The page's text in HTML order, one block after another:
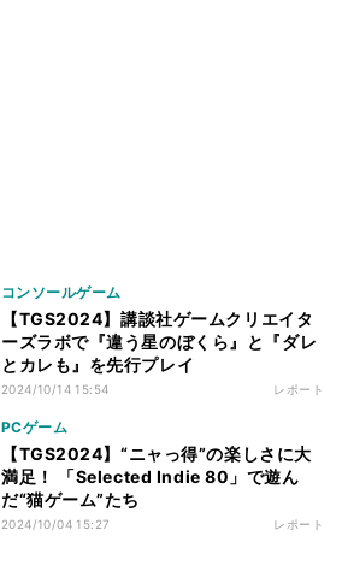
コンソールゲーム
【TGS2024】講談社ゲームクリエイタ
ーズラボで『違う星のぼくら』と『ダレ
とカレも』を先行プレイ
2024/10/14 15:54 レポート
PCゲーム
【TGS2024】“ニャっ得”の楽しさに大
満足！ 「Selected Indie 80」で遊ん
だ“猫ゲーム”たち
2024/10/04 15:27 レポート